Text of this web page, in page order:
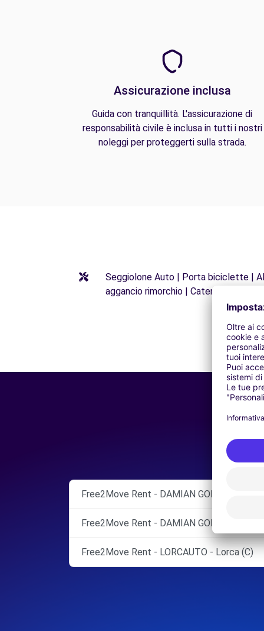
Assicurazione inclusa
Guida con tranquillità. L'assicurazione di
responsabilità civile è inclusa in tutti i nostri
noleggi per proteggerti sulla strada.
Seggiolone Auto | Porta biciclette |
aggancio rimorchio | Catene da neve
Free2Move Rent - DAMIAN GOMEZ -
Free2Move Rent - DAMIAN GOMEZ -
Free2Move Rent - LORCAUTO - Lorca (C)